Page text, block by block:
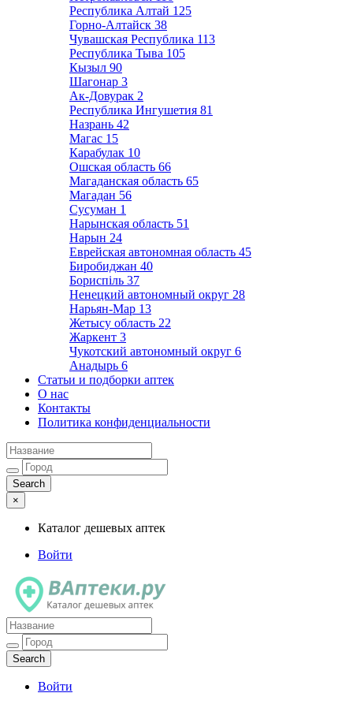
Республика Алтай 125
Горно-Алтайск 38
Чувашская Республика 113
Республика Тыва 105
Кызыл 90
Шагонар 3
Ак-Довурак 2
Республика Ингушетия 81
Назрань 42
Магас 15
Карабулак 10
Ошская область 66
Магаданская область 65
Магадан 56
Сусуман 1
Нарынская область 51
Нарын 24
Еврейская автономная область 45
Биробиджан 40
Бориспіль 37
Ненецкий автономный округ 28
Нарьян-Мар 13
Жетысу область 22
Жаркент 3
Чукотский автономный округ 6
Анадырь 6
Статьи и подборки аптек
О нас
Контакты
Политика конфиденциальности
×
Каталог дешевых аптек
Войти
Каталог дешевых аптек
Войти